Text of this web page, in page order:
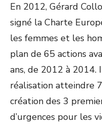
En 2012, Gérard
signé la Charte
les femmes et les
plan de 65 actions
ans, de 2012 à 2014.
réalisation atteindre
création des 3
d’urgences pour les